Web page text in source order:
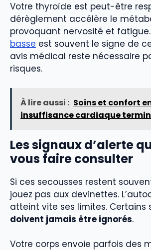
Votre thyroïde est peut-être
dérèglement accélère le
provoquant nervosité et fatigue.
basse est souvent le signe de
avis médical reste nécessaire
risques.
À lire aussi : Soins et confort
insuffisance cardiaque
Les signaux d’alerte
vous faire consulter
Si ces secousses restent
jouez pas aux devinettes.
atteint vite ses limites. Certains
doivent jamais être ignorés.
Votre corps envoie parfois des